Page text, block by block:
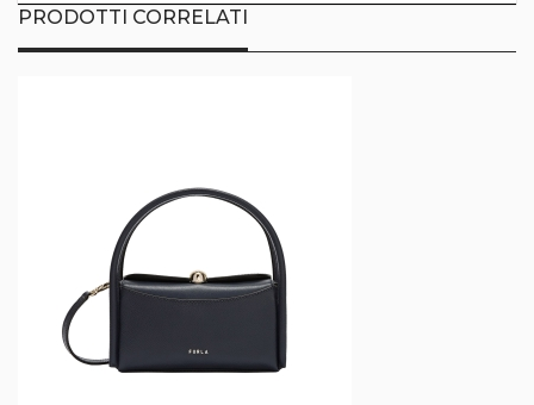
PRODOTTI CORRELATI